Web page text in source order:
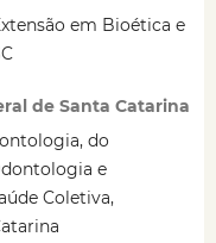
em Bioética e
de Santa Catarina
do
e
Coletiva,